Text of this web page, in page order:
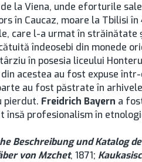
la Viena, unde eforturile
în Caucaz, moare la Tbilisi
care l-a urmat în
îndeosebi din monede
în posesia liceului
acestea au fost expuse
au fost păstrate în
pierdut. Freidrich Bayern a
profesionalism în
Beschreibung und Katalog
von Mzchet, 1871;